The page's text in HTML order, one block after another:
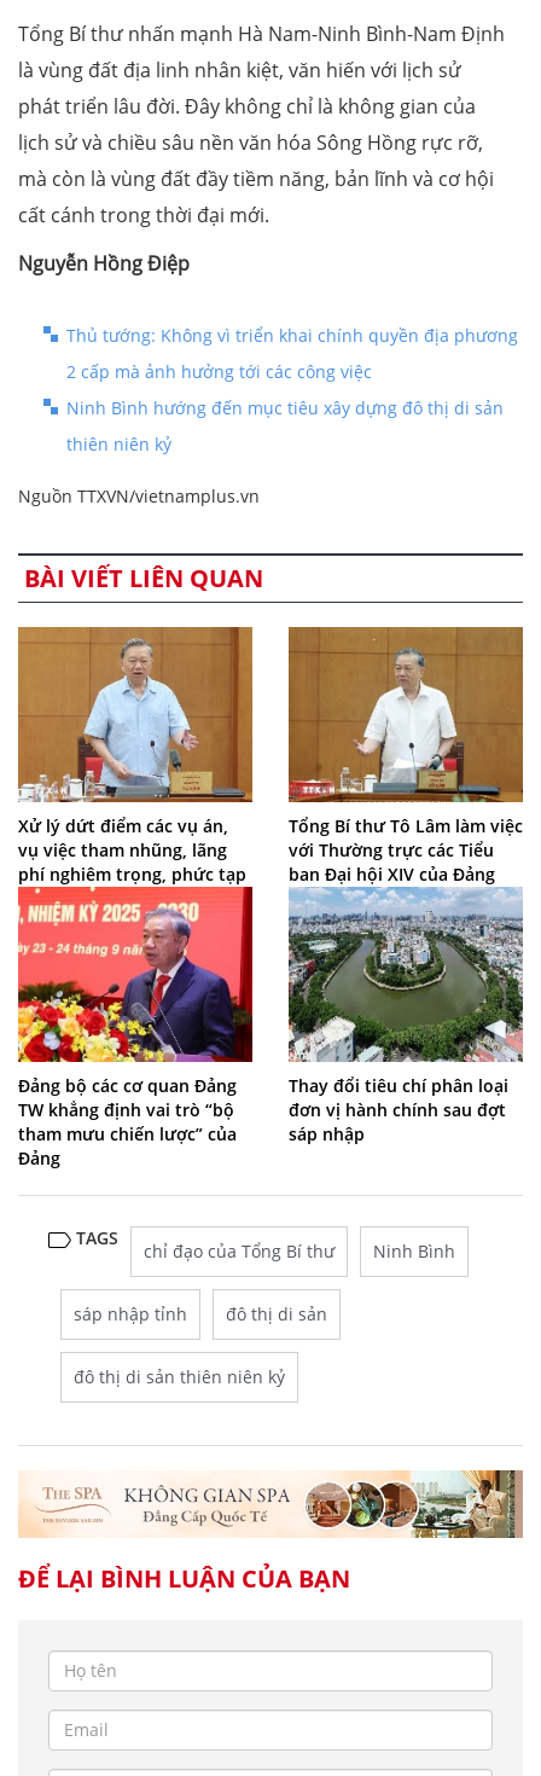
Tổng Bí thư nhấn mạnh Hà Nam-Ninh Bình-Nam Định
là vùng đất địa linh nhân kiệt, văn hiến với lịch sử
phát triển lâu đời. Đây không chỉ là không gian của
lịch sử và chiều sâu nền văn hóa Sông Hồng rực rỡ,
mà còn là vùng đất đầy tiềm năng, bản lĩnh và cơ hội
cất cánh trong thời đại mới.
Nguyễn Hồng Điệp
Thủ tướng: Không vì triển khai chính quyền địa phương
2 cấp mà ảnh hưởng tới các công việc
Ninh Bình hướng đến mục tiêu xây dựng đô thị di sản
thiên niên kỷ
Nguồn TTXVN/vietnamplus.vn
BÀI VIẾT LIÊN QUAN
Xử lý dứt điểm các vụ án,
vụ việc tham nhũng, lãng
phí nghiêm trọng, phức tạp
Tổng Bí thư Tô Lâm làm việc
với Thường trực các Tiểu
ban Đại hội XIV của Đảng
Đảng bộ các cơ quan Đảng
TW khẳng định vai trò “bộ
tham mưu chiến lược” của
Đảng
Thay đổi tiêu chí phân loại
đơn vị hành chính sau đợt
sáp nhập
TAGS
chỉ đạo của Tổng Bí thư Ninh Bình
sáp nhập tỉnh đô thị di sản
đô thị di sản thiên niên kỷ
ĐỂ LẠI BÌNH LUẬN CỦA BẠN